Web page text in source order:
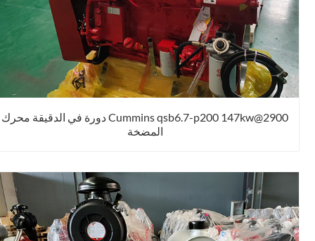
Cummins qsb6.7-p200 147kw@2900 دورة في الدقيقة محرك
المضخة